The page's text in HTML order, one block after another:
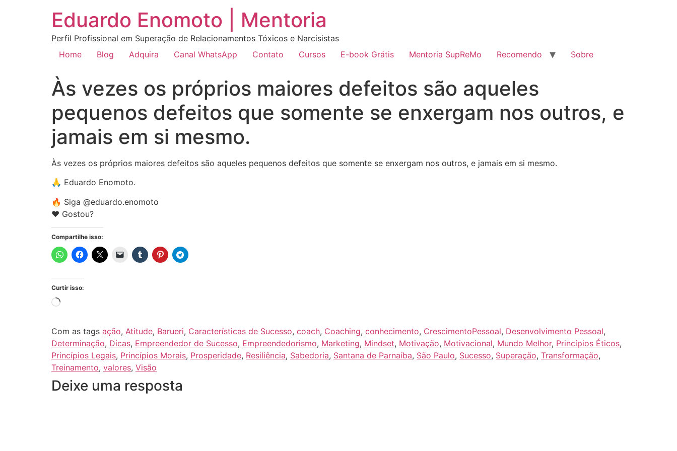
Eduardo Enomoto | Mentoria
Perfil Profissional em Superação de Relacionamentos Tóxicos e Narcisistas
Home
Blog Adquira Canal WhatsApp Contato Cursos E-book Grátis Mentoria SupReMo Recomendo Sobre
Às vezes os próprios maiores defeitos são aqueles
pequenos defeitos que somente se enxergam nos outros, e
jamais em si mesmo.
Às vezes os próprios maiores defeitos são aqueles pequenos defeitos que somente se enxergam nos outros, e jamais em si mesmo.
🙏 Eduardo Enomoto.
🔥 Siga @eduardo.enomoto
❤️ Gostou?
Compartilhe isso:
Curtir isso:
Com as tags ação, Atitude, Barueri, Características de Sucesso, coach, Coaching, conhecimento, CrescimentoPessoal, Desenvolvimento Pessoal,
Determinação, Dicas, Empreendedor de Sucesso, Empreendedorismo, Marketing, Mindset, Motivação, Motivacional, Mundo Melhor, Princípios Éticos,
Princípios Legais, Princípios Morais, Prosperidade, Resiliência, Sabedoria, Santana de Parnaíba, São Paulo, Sucesso, Superação, Transformação,
Treinamento, valores, Visão
Deixe uma resposta